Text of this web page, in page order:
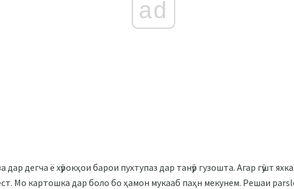
ad
дар дегча ё хӯрокҳои барои пухтупаз дар танӯр гузошта. Агар гӯшт
Мо картошка дар боло бо ҳамон мукааб паҳн мекунем. Решаи